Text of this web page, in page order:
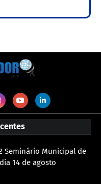
Seminário Municipal de
14 de agosto